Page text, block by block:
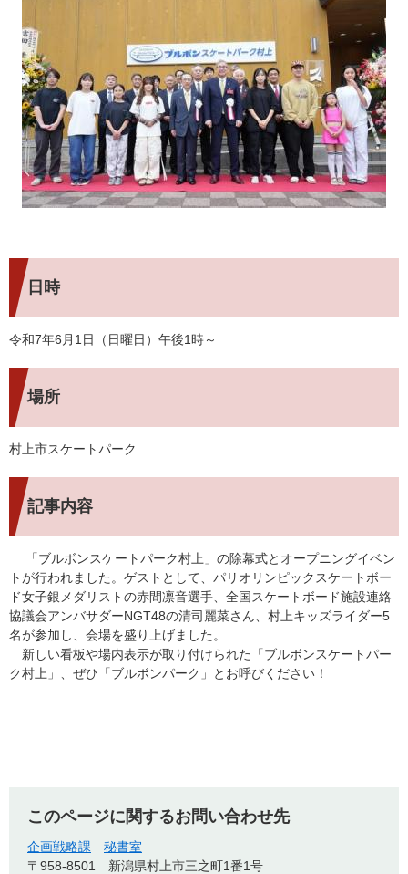
日時
令和7年6月1日（日曜日）午後1時～
場所
村上市スケートパーク
記事内容
「ブルボンスケートパーク村上」の除幕式とオープニングイベン
トが行われました。ゲストとして、パリオリンピックスケートボー
ド女子銀メダリストの赤間凛音選手、全国スケートボード施設連絡
協議会アンバサダーNGT48の清司麗菜さん、村上キッズライダー5
名が参加し、会場を盛り上げました。
新しい看板や場内表示が取り付けられた「ブルボンスケートパー
ク村上」、ぜひ「ブルボンパーク」とお呼びください！
このページに関するお問い合わせ先
企画戦略課
秘書室
〒958-8501
新潟県村上市三之町1番1号